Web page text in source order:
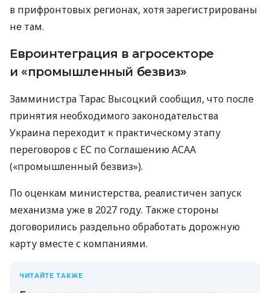
в прифронтовых регионах, хотя зарегистрированы
не там.
Евроинтеграция в агросекторе
и «промышленный безвиз»
Замминистра Тарас Высоцкий сообщил, что после
принятия необходимого законодательства
Украина переходит к практическому этапу
переговоров с ЕС по Соглашению АСАА
(«промышленный безвиз»).
По оценкам министерства, реалистичен запуск
механизма уже в 2027 году. Также стороны
договорились раздельно обработать дорожную
карту вместе с компаниями.
ЧИТАЙТЕ ТАКЖЕ